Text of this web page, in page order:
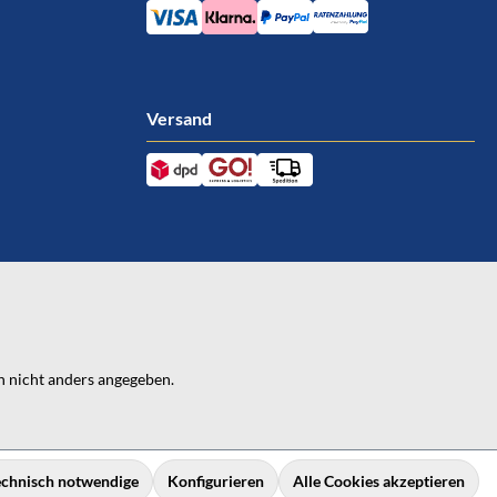
Versand
nicht anders angegeben.
notwendige Konfigurieren Alle Cookies akzeptieren